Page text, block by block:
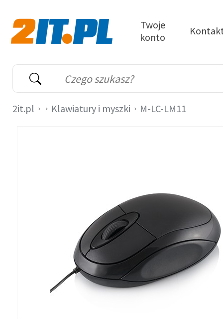
Wyszukiwarka
Słowo kluczowe
Twoje
konto
2it.pl Klawiatury i myszki M-LC-LM11